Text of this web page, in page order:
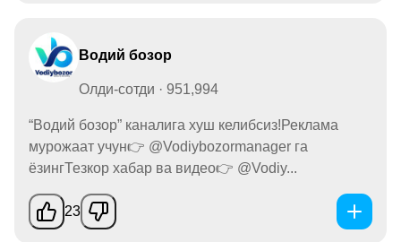
Водий бозор
Олди-сотди · 951,994
“Водий бозор” каналига хуш келибсиз!Реклама
мурожаат учун👉 @Vodiybozormanager га
ёзингТезкор хабар ва видео👉 @Vodiy...
23